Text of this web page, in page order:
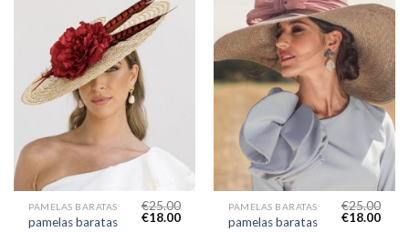
PAMELAS BARATAS
pamelas baratas
€25.00
€18.00
PAMELAS BARATAS
pamelas baratas
€25.00
€18.00